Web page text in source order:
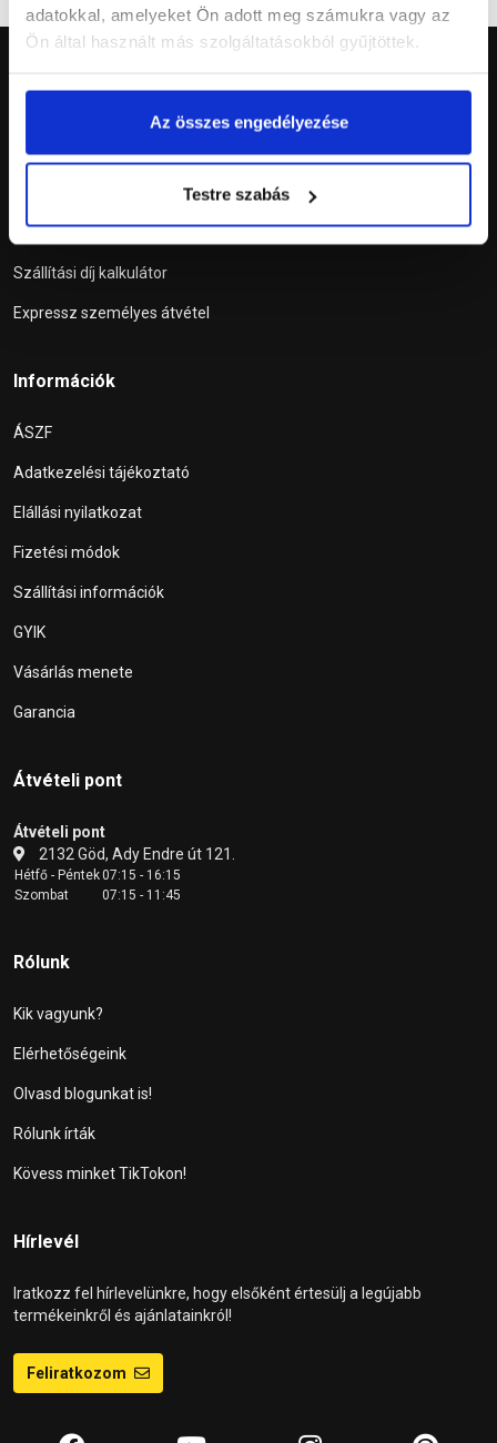
adatokkal, amelyeket Ön adott meg számukra vagy az
Ön által használt más szolgáltatásokból gyűjtöttek.
Az összes engedélyezése
Testre szabás
Tetőablak konfigurátor
Szállítási díj kalkulátor
Expressz személyes átvétel
Információk
ÁSZF
Adatkezelési tájékoztató
Elállási nyilatkozat
Fizetési módok
Szállítási információk
GYIK
Vásárlás menete
Garancia
Átvételi pont
Átvételi pont
2132 Göd, Ady Endre út 121.
Hétfő - Péntek07:15 - 16:15
Szombat
07:15 - 11:45
Rólunk
Kik vagyunk?
Elérhetőségeink
Olvasd blogunkat is!
Rólunk írták
Kövess minket TikTokon!
Hírlevél
Iratkozz fel hírlevelünkre, hogy elsőként értesülj a legújabb
termékeinkről és ajánlatainkról!
Feliratkozom